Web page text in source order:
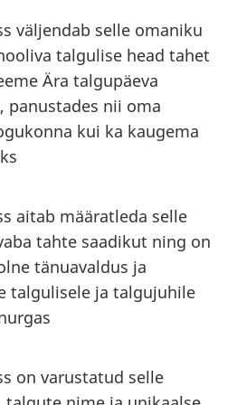
väljendab selle omaniku
talgulise head tahet
Ära talgupäeva
panustades nii oma
kui ka kaugema
aitab määratleda selle
tahte saadikut ning on
tänuavaldus ja
talgulisele ja talgujuhile
on varustatud selle